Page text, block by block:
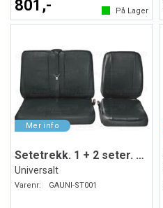
801,- På Lager
Setetrekk. 1 + 2 seter. Kunstskinn
Universalt
Varenr: GAUNI-ST001